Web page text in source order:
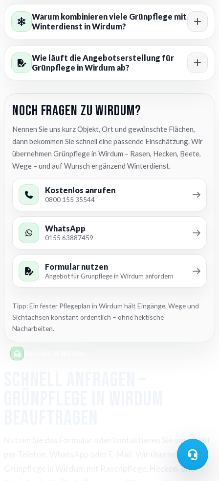
Warum kombinieren viele Grünpflege mit
Winterdienst in Wirdum?
Wie läuft die Angebotserstellung für
Grünpflege in Wirdum ab?
Noch Fragen zu Wirdum?
Nennen Sie uns kurz Objekt, Ort und gewünschte Flächen,
dann bekommen Sie schnell eine passende Einschätzung. Wir
übernehmen Grünpflege in Wirdum – Rasen, Hecken, Beete,
Wege – und auf Wunsch ergänzend Winterdienst.
Kostenlos anrufen
0800 155 35544
WhatsApp
0155 63887459
Formular nutzen
Angebot für Grünpflege in Wirdum anfordern
Tipp: Ein fester Pflegeplan in Wirdum hält Eingänge, Wege und
Sichtachsen konstant ordentlich – ohne hektische
Nacharbeiten.
Nutzen Sie das Formular oder kontaktieren Sie uns direkt
per Telefon, WhatsApp oder E-Mail. Wir übernehmen
Grünpflege in Wirdum mit Rasenpflege, Hecken- und